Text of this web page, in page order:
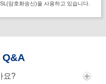
암호화송신)을 사용하고 있습니다.
Q&A
요?